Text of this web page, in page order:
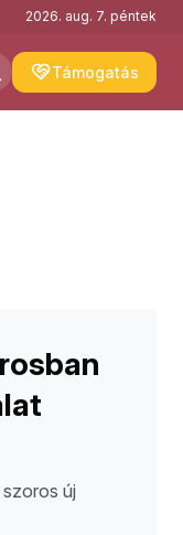
2026. aug. 7. péntek
Támogatás
új